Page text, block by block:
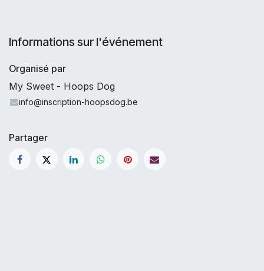
Informations sur l'événement
Organisé par
My Sweet - Hoops Dog
info@inscription-hoopsdog.be
Partager